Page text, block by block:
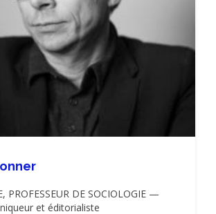
PROFESSEUR DE SOCIOLOGIE —
et éditorialiste